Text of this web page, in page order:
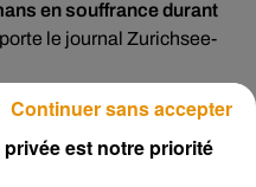
en souffrance durant
le journal Zurichsee-
paraître,la justice a tranché
est notre priorité
Continuer sans accepter